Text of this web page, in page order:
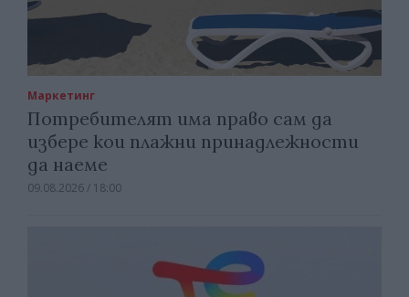
Маркетинг
Потребителят има право сам да
избере кои плажни принадлежности
да наеме
09.08.2026 / 18:00